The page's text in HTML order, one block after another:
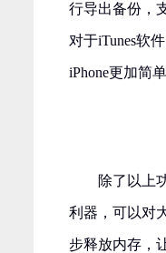
行导出备份，
对于iTunes软
iPhone更加简单
除了以上
利器，可以对
步释放内存，